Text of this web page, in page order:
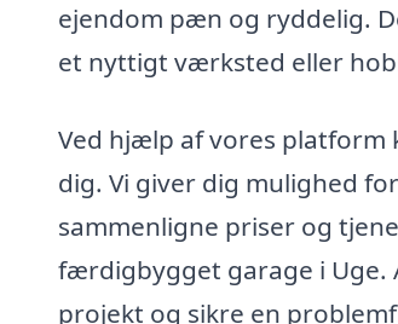
ejendom pæn og ryddelig.
et nyttigt værksted eller
Ved hjælp af vores
dig. Vi giver dig mulighed
sammenligne priser og
færdigbygget garage i Uge.
projekt og sikre en